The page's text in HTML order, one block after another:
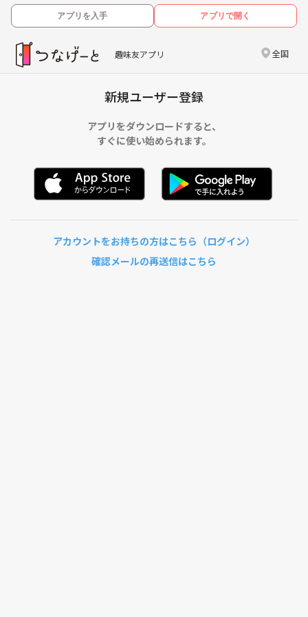
アプリを入手 アプリで開く
趣味友アプリ 全国
新規ユーザー登録
アプリをダウンロードすると、
すぐに使い始められます。
アカウントをお持ちの方はこちら（ログイン）
確認メールの再送信はこちら